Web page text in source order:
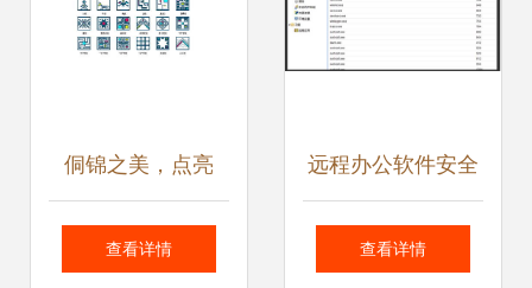
侗锦之美，点亮
WPS稻壳儿办公新
查看详情
远程办公软件安全
吗 企业如何选择与
查看详情